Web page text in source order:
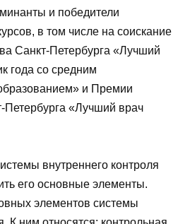
и победители
в том числе на соискание
Санкт-Петербурга «Лучший
года со средним
и Премии
Петербурга «Лучший врач
внутреннего контроля
его основные элементы.
элементов системы